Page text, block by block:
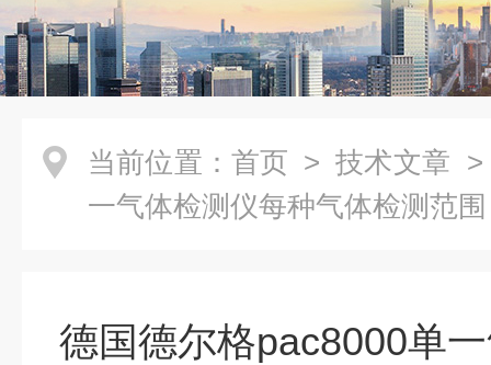
当前位置： 首页 > 技术文章 >
一气体检测仪每种气体检测范围
德国德尔格pac8000单